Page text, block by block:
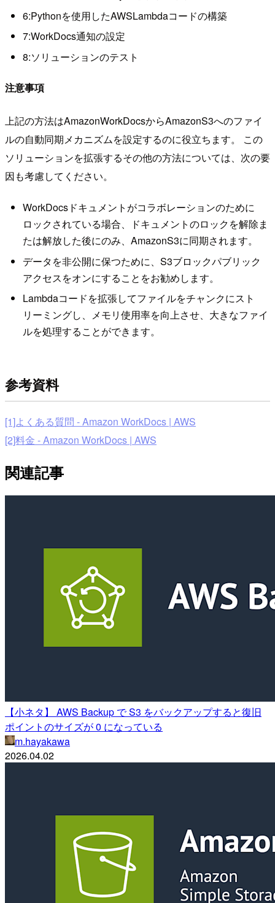
6:Pythonを使用したAWSLambdaコードの構築
7:WorkDocs通知の設定
8:ソリューションのテスト
注意事項
上記の方法はAmazonWorkDocsからAmazonS3へのファイ
ルの自動同期メカニズムを設定するのに役立ちます。 この
ソリューションを拡張するその他の方法については、次の要
因も考慮してください。
WorkDocsドキュメントがコラボレーションのために
ロックされている場合、ドキュメントのロックを解除ま
たは解放した後にのみ、AmazonS3に同期されます。
データを非公開に保つために、S3ブロックパブリック
アクセスをオンにすることをお勧めします。
Lambdaコードを拡張してファイルをチャンクにスト
リーミングし、メモリ使用率を向上させ、大きなファイ
ルを処理することができます。
参考資料
[1]よくある質問 - Amazon WorkDocs | AWS
[2]料金 - Amazon WorkDocs | AWS
関連記事
【小ネタ】 AWS Backup で S3 をバックアップすると復旧
ポイントのサイズが 0 になっている
m.hayakawa
2026.04.02